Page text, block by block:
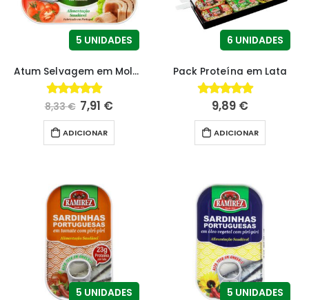
5 UNIDADES
Atum Selvagem em Molho de Tomate
4.75fora de 5
8,33€ 7,91 €
ADICIONAR
6 UNIDADES
Pack Proteína em Lata
fora de 5
9,89 €
ADICIONAR
5 UNIDADES 5 UNIDADES